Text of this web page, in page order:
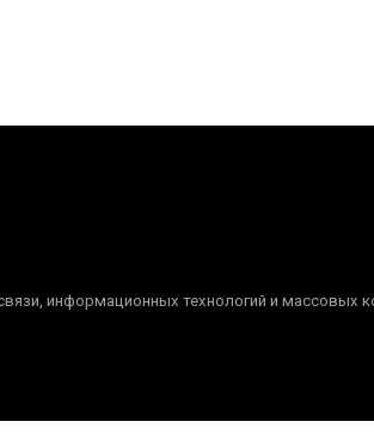
информационных технологий и массовых